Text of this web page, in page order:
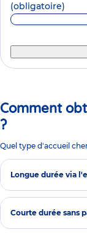
(obligatoire)
Comment
?
Quel type d'accueil
Longue durée via
Courte durée sans